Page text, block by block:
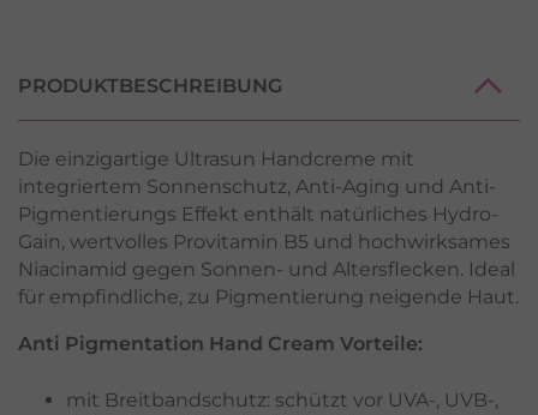
PRODUKTBESCHREIBUNG
Die einzigartige Ultrasun Handcreme mit
integriertem Sonnenschutz, Anti-Aging und Anti-
Pigmentierungs Effekt enthält natürliches Hydro-
Gain, wertvolles Provitamin B5 und hochwirksames
Niacinamid gegen Sonnen- und Altersflecken. Ideal
für empfindliche, zu Pigmentierung neigende Haut.
Anti Pigmentation Hand Cream Vorteile:
mit Breitbandschutz: schützt vor UVA-, UVB-,